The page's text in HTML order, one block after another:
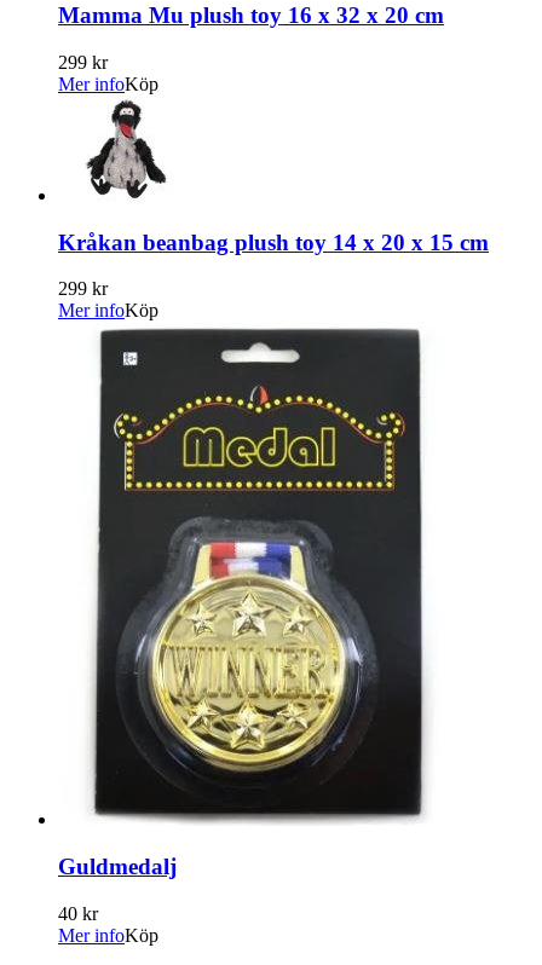
Mamma Mu plush toy 16 x 32 x 20 cm
299 kr
Mer infoKöp
Kråkan beanbag plush toy 14 x 20 x 15 cm
299 kr
Mer infoKöp
Guldmedalj
40 kr
Mer infoKöp